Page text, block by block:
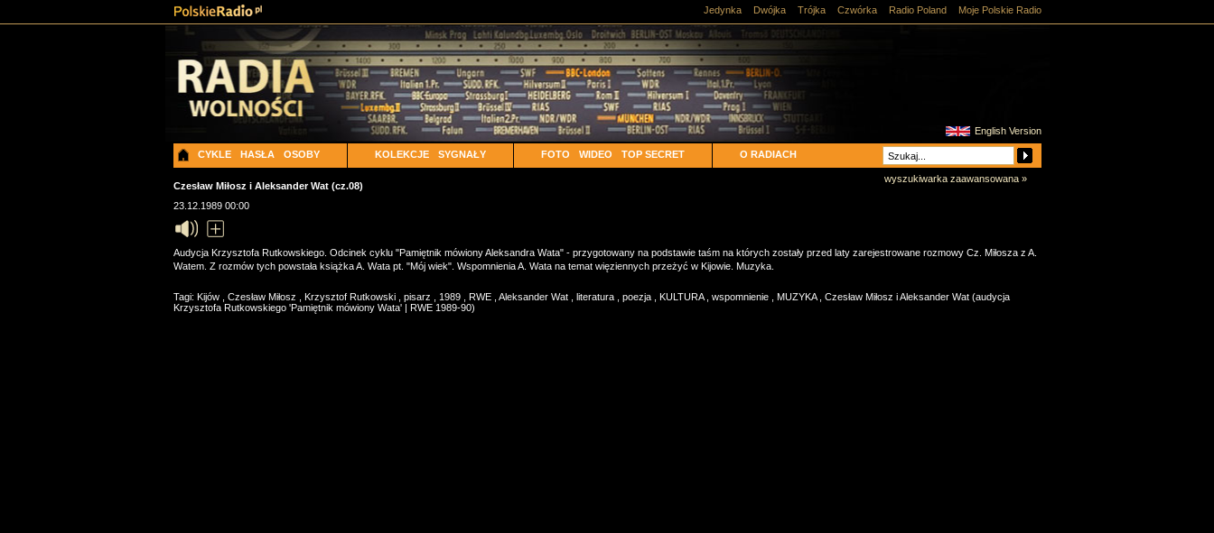
Jedynka Dwójka Trójka Czwórka Radio Poland Moje Polskie Radio
English Version
CYKLE HASŁA OSOBY KOLEKCJE SYGNAŁY FOTO WIDEO TOP SECRET O RADIACH
wyszukiwarka zaawansowana »
Czesław Miłosz i Aleksander Wat (cz.08)
23.12.1989 00:00
Audycja Krzysztofa Rutkowskiego. Odcinek cyklu "Pamiętnik mówiony Aleksandra Wata" - przygotowany na podstawie taśm na których zostały przed laty zarejestrowane rozmowy Cz. Miłosza z A.
Watem. Z rozmów tych powstała książka A. Wata pt. "Mój wiek". Wspomnienia A. Wata na temat więziennych przeżyć w Kijowie. Muzyka.
Tagi: Kijów Czesław Miłosz Krzysztof Rutkowski pisarz 1989 RWE Aleksander Wat literatura poezja KULTURA wspomnienie MUZYKA
Czesław Miłosz i Aleksander Wat (audycja
Krzysztofa Rutkowskiego 'Pamiętnik mówiony Wata' | RWE 1989-90)